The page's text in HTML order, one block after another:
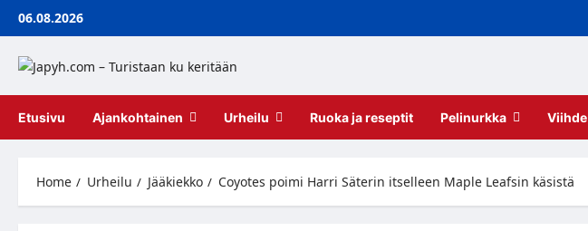
Skip06.08.2026
Etusivu Ajankohtainen Urheilu Ruoka ja reseptit Pelinurkka Viihde
Home Urheilu Jääkiekko Coyotes poimi Harri Säterin itselleen Maple Leafsin käsistä